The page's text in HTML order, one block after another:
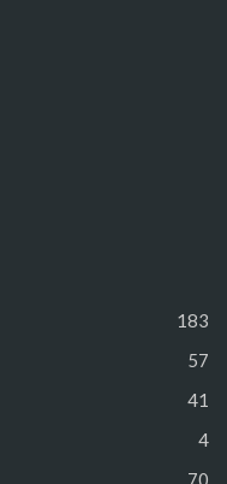
183
57
41
4
70